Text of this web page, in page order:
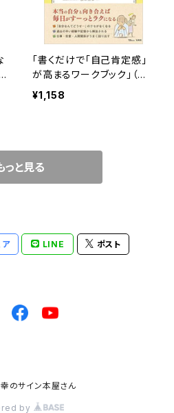
「書くだけで「自己肯定感」
が高まるワークブック」（宝
島社）
¥1,158
っと見る
ア LINE ポスト
のサイン本屋さん
by